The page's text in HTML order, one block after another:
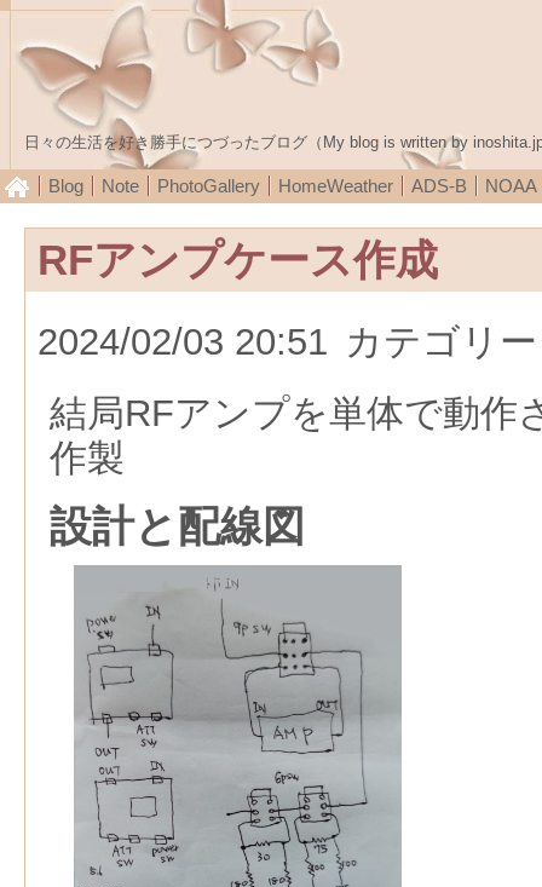
日々の生活を好き勝手につづったブログ（My blog is written by
Blog Note PhotoGallery HomeWeather ADS-B NOAA
RFアンプケース作成
2024/02/03 20:51 カテゴリ
結局RFアンプを単体で動作
作製
設計と配線図